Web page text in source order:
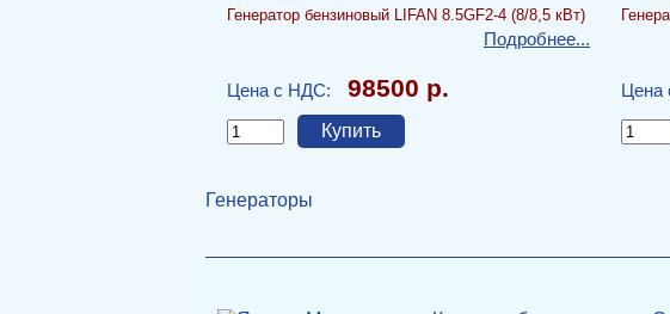
Генератор бензиновый LIFAN 8.5GF2-4 (8/8,5 кВт)
Подробнее...
Цена с НДС: 98500 р.
Генераторы